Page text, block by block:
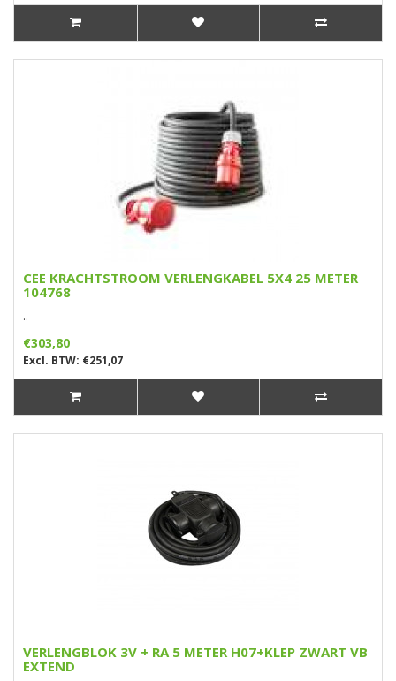
CEE KRACHTSTROOM VERLENGKABEL 5X4 25 METER
104768
..
€303,80
Excl. BTW: €251,07
VERLENGBLOK 3V + RA 5 METER H07+KLEP ZWART VB
EXTEND